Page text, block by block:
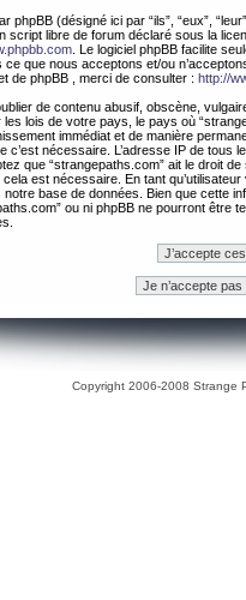
(désigné ici par “ils”, “eux”,
script libre de forum déclaré sous la
. Le logiciel phpBB facilite
que nous acceptons et/ou
de phpBB , merci de consulter : http://
de contenu abusif, obscène,
lois de votre pays, le pays où
immédiat et de manière
c’est nécessaire. L’adresse IP de
que “strangepaths.com” ait le droit
est nécessaire. En tant
base de données. Bien que cette
ou ni phpBB ne pourront être
Copyright 2006-2008 Strange